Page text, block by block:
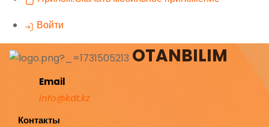
Войти
OTANBILIM
Email
info@kdt.kz
Контакты